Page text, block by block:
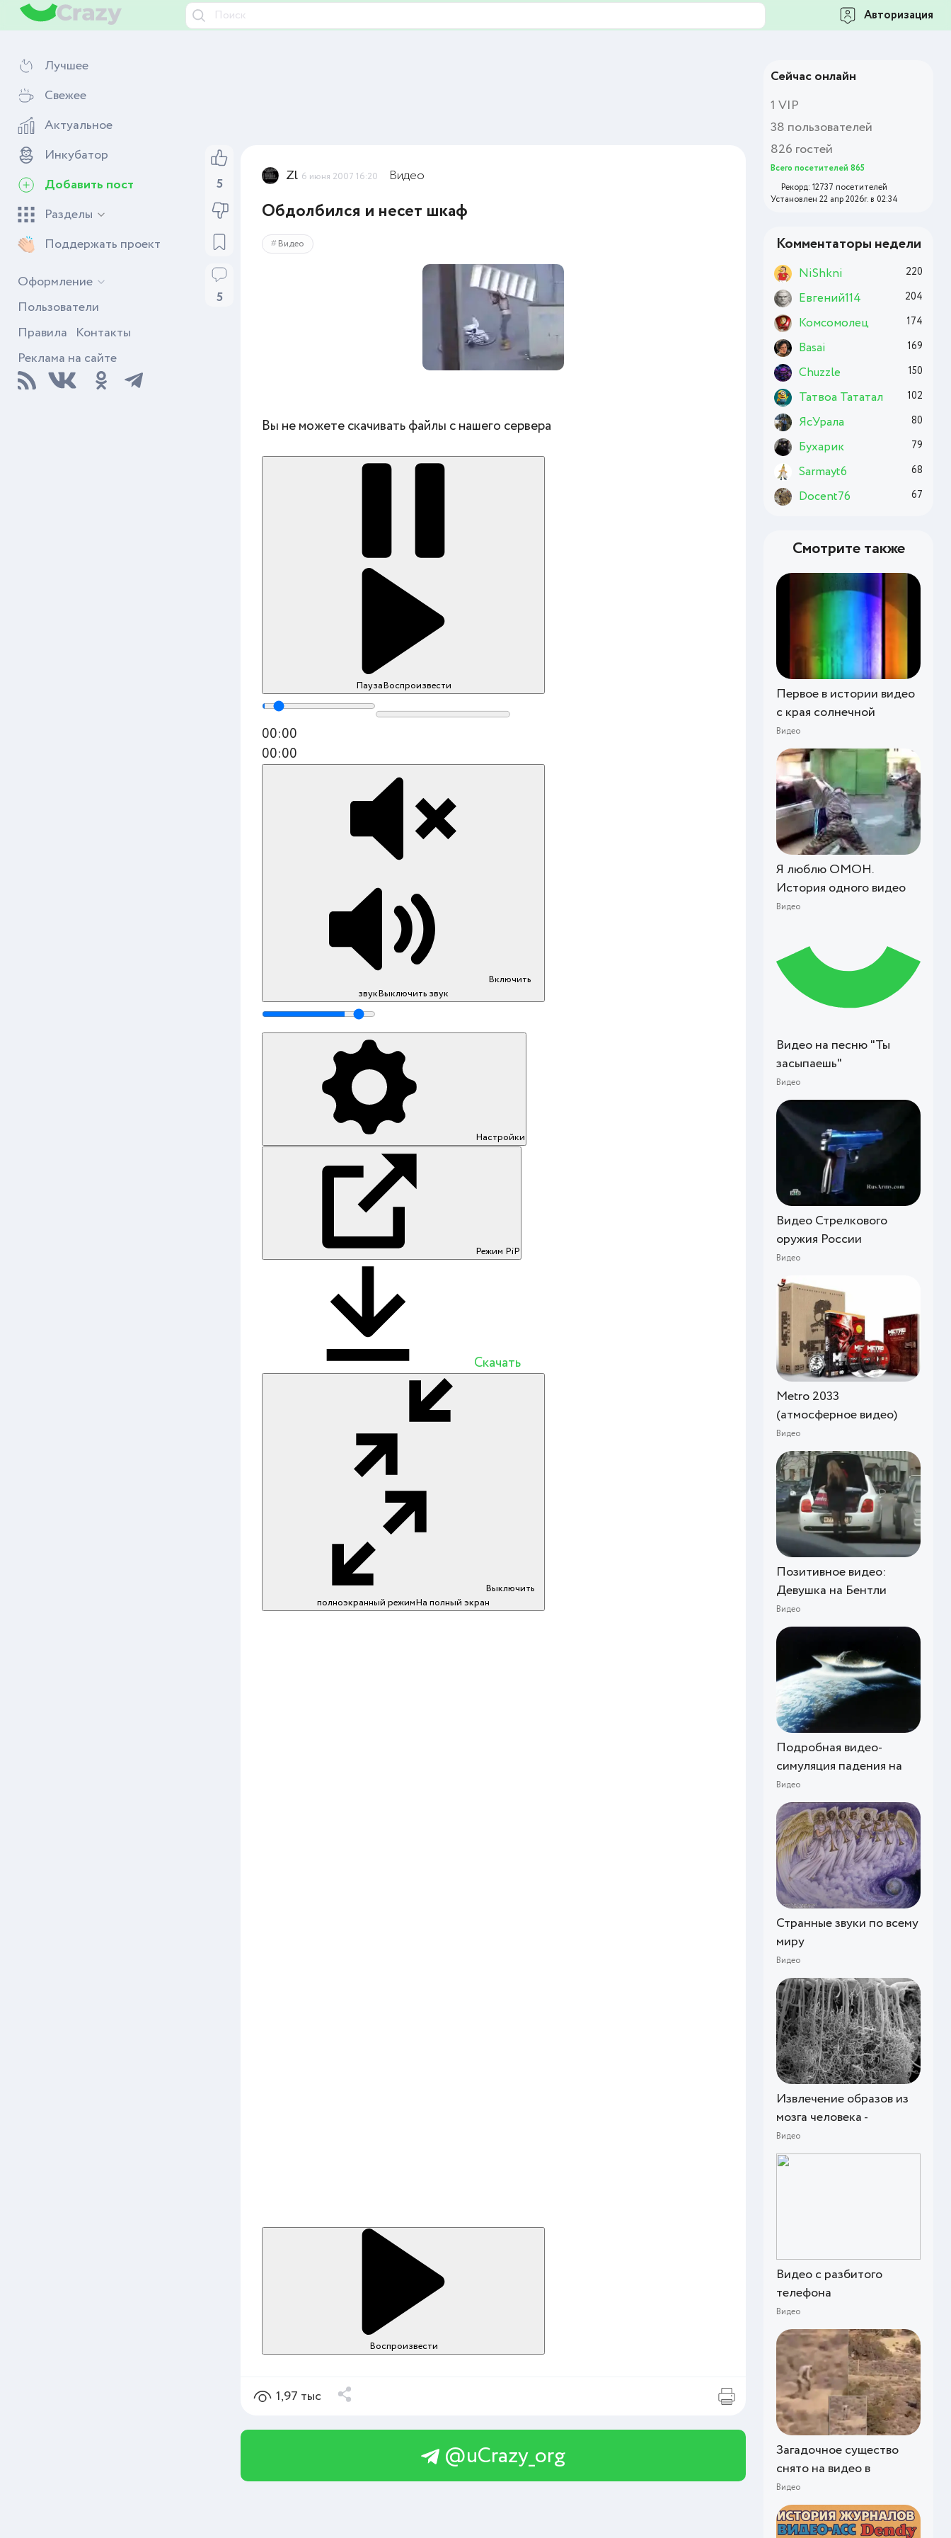
Авторизация
Лучшее
Свежее
Актуальное
Инкубатор
Добавить пост
Разделы
Поддержать проект
Оформление
Пользователи
Правила Контакты
Реклама на сайте
Сейчас онлайн
1 VIP
38 пользователей
826 гостей
Всего посетителей 865
Рекорд: 12737 посетителей
Установлен 22 апр 2026г. в 02:34
Комментаторы недели
NiShkni 220
Евгений114 204
Комсомолец 174
Basai 169
Chuzzle 150
Татвоа Тататал 102
ЯсУрала 80
Бухарик 79
Sarmayt6 68
Docent76 67
Смотрите также
Первое в истории видео
с края солнечной
Видео
Я люблю ОМОН.
История одного видео
Видео
Видео на песню "Ты
засыпаешь"
Видео
Видео Стрелкового
оружия России
Видео
Metro 2033
(атмосферное видео)
Видео
Позитивное видео:
Девушка на Бентли
Видео
Подробная видео-
симуляция падения на
Видео
Странные звуки по всему
миру
Видео
Извлечение образов из
мозга человека -
Видео
Видео с разбитого
телефона
Видео
Загадочное существо
снято на видео в
Видео
5
5
Zl 6 июня 2007 16:20 Видео
Обдолбился и несет шкаф
Видео
Вы не можете скачивать файлы с нашего сервера
ПаузаВоспроизвести
00:00
00:00
Включить
звукВыключить звук
Настройки
Режим PiP
Скачать
Выключить
полноэкранный режимНа полный экран
Воспроизвести
1,97 тыс
@uCrazy_org